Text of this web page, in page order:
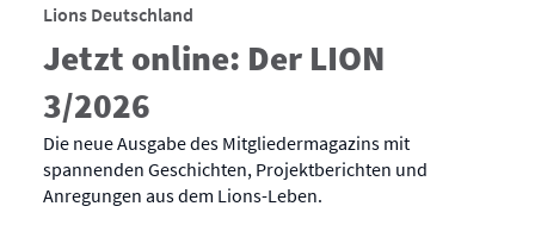
Lions Deutschland
Jetzt online: Der LION
3/2026
Die neue Ausgabe des Mitgliedermagazins mit
spannenden Geschichten, Projektberichten und
Anregungen aus dem Lions-Leben.